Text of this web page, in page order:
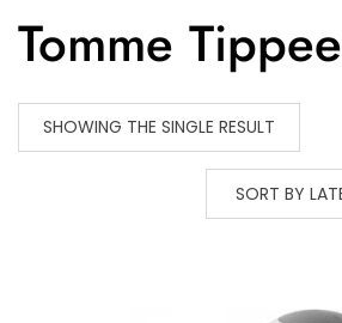
Tomme Tippee
SHOWING THE SINGLE RESULT